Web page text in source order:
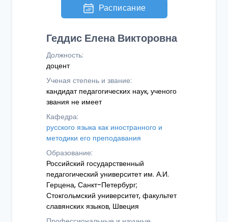
Расписание
Геддис Елена Викторовна
Должность:
доцент
Ученая степень и звание:
кандидат педагогических наук, ученого
звания не имеет
Кафедра:
русского языка как иностранного и
методики его преподавания
Образование:
Российский государственный
педагогический университет им. А.И.
Герцена, Санкт-Петербург;
Стокгольмский университет, факультет
славянских языков, Швеция